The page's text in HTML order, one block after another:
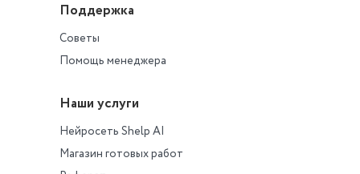
Поддержка
Советы
Помощь менеджера
Наши услуги
Нейросеть Shelp AI
Магазин готовых работ